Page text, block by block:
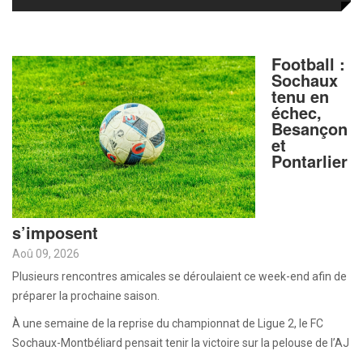
Football :
Sochaux
tenu en
échec,
Besançon
et
Pontarlier
s’imposent
Aoû 09, 2026
Plusieurs rencontres amicales se déroulaient ce week-end afin de
préparer la prochaine saison.
À une semaine de la reprise du championnat de Ligue 2, le FC
Sochaux-Montbéliard pensait tenir la victoire sur la pelouse de l’AJ